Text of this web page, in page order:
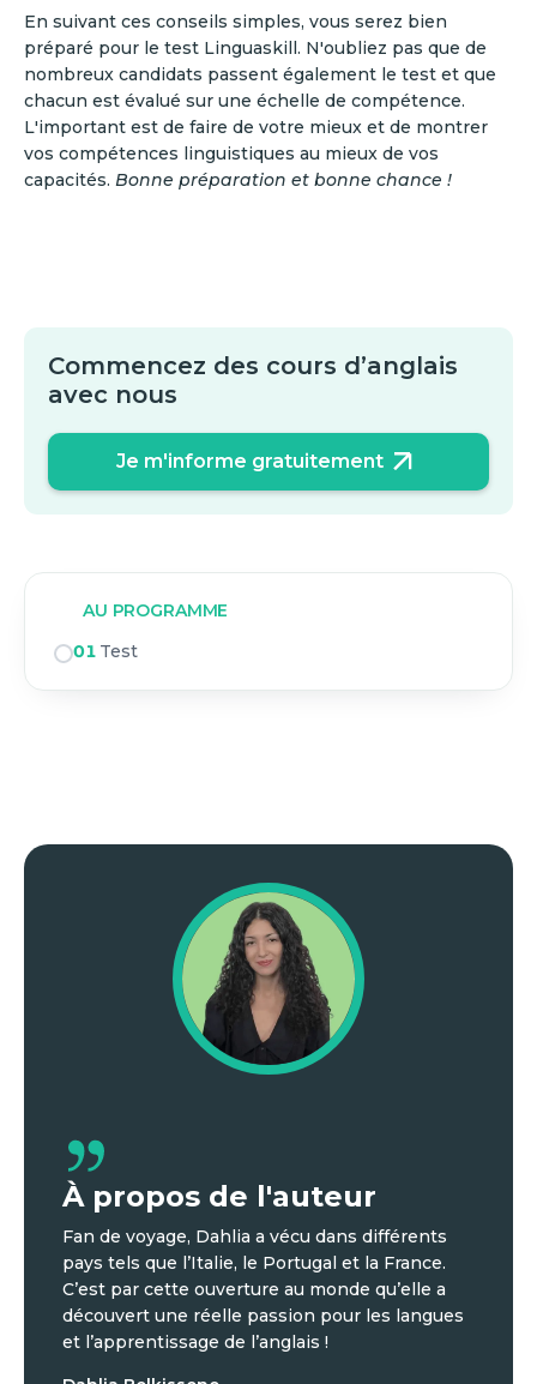
En suivant ces conseils simples, vous serez bien
préparé pour le test Linguaskill. N'oubliez pas que de
nombreux candidats passent également le test et que
chacun est évalué sur une échelle de compétence.
L'important est de faire de votre mieux et de montrer
vos compétences linguistiques au mieux de vos
capacités. Bonne préparation et bonne chance !
Commencez des cours d’anglais
avec nous
Je m'informe gratuitement
AU PROGRAMME
01 Test
À propos de l'auteur
Fan de voyage, Dahlia a vécu dans différents
pays tels que l’Italie, le Portugal et la France.
C’est par cette ouverture au monde qu’elle a
découvert une réelle passion pour les langues
et l’apprentissage de l’anglais !